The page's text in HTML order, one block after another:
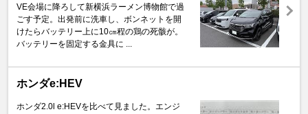
VE会場に降ろして新横浜ラーメン博物館で過
ごす予定。出発前に洗車し、ボンネットを開
けたらバッテリー上に10㎝程の鶏の死骸が。
バッテリーを固定する金具に ...
ホンダe:HEV
ホンダ2.0l e:HEVを比べて見ました。エンジ